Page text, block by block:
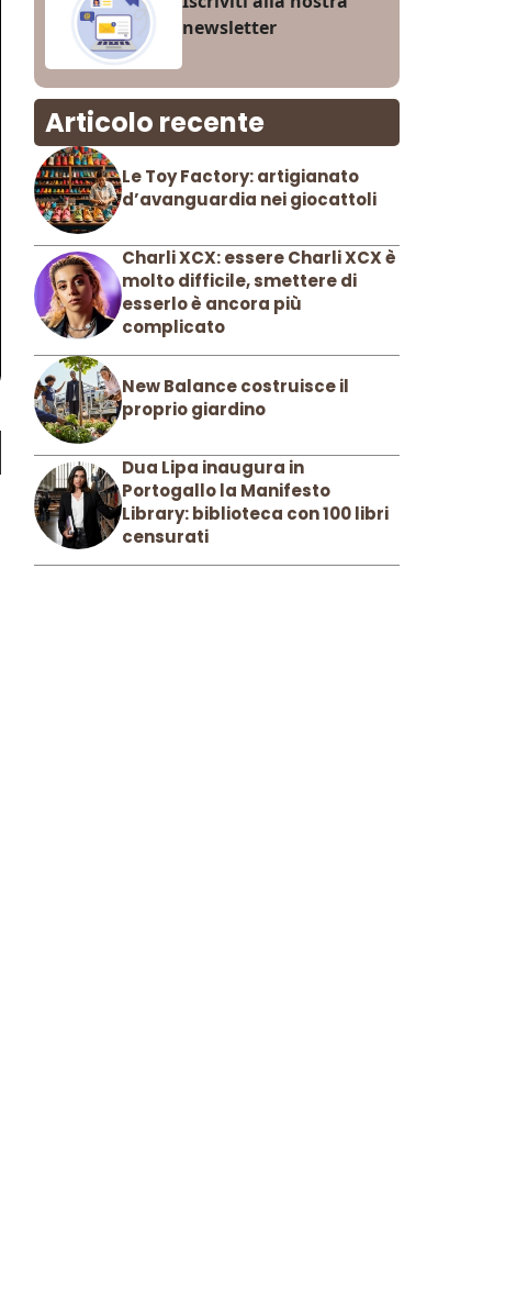
newsletter
Articolo recente
Le Toy Factory: artigianato
d’avanguardia nei giocattoli
Charli XCX: essere Charli XCX è
molto difficile, smettere di
esserlo è ancora più
complicato
New Balance costruisce il
proprio giardino
Dua Lipa inaugura in
Portogallo la Manifesto
Library: biblioteca con 100 libri
censurati